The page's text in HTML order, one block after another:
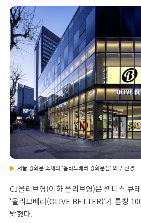
서울 광화문 소재의 ‘올리브베러 광화문점’ 외부 전경
CJ올리브영(이하 올리브영)은 웰니스 큐
‘올리브베러(OLIVE BETTER)’가 론칭
밝혔다.